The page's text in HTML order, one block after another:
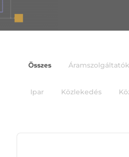
Összes Áramszolgáltatók
Ipar Közlekedés